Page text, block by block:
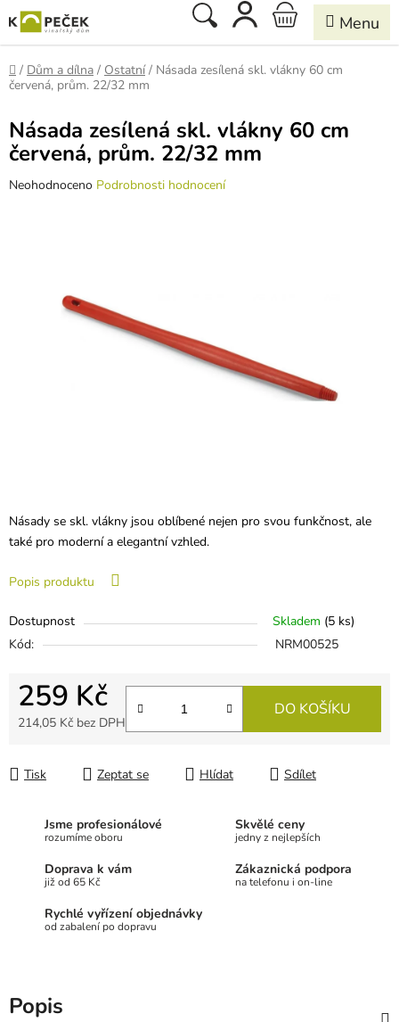
na
obsah
Hledat
NÁKUPNÍ
KOŠÍK
Domů
/ Dům a dílna / Ostatní / Násada zesílená skl. vlákny 60 cm
červená, prům. 22/32 mm
Násady se skl. vlákny jsou oblíbené nejen pro svou funkčnost, ale
také pro moderní a elegantní vzhled.
Popis produktu
Dostupnost Skladem (5 ks)
Kód:
NRM00525
259 Kč
214,05 Kč bez DPH
DO KOŠÍKU
Tisk Zeptat se Hlídat Sdílet
Násada zesílená skl. vlákny 60 cm
červená, prům. 22/32 mm
Průměrné
Neohodnoceno Podrobnosti hodnocení
Jsme profesionálové
rozumíme oboru
Skvělé ceny
jedny z nejlepších
Doprava k vám
již od 65 Kč
Zákaznická podpora
na telefonu i on-line
Rychlé vyřízení objednávky
od zabalení po dopravu
Popis